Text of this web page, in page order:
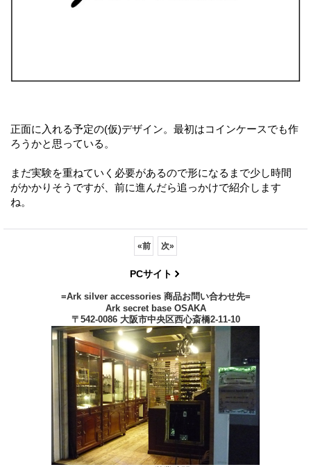
正面に入れる予定の(仮)デザイン。最初はコインケースでも作
ろうかと思っている。
まだ実験を重ねていく必要があるので形になるまで少し時間
がかかりそうですが、前に進んだら追っかけで紹介します
ね。
«前 次»
PCサイト
=Ark silver accessories 商品お問い合わせ先=
Ark secret base OSAKA
〒542-0086 大阪市中央区西心斎橋2-11-10